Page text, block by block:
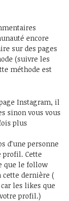
encore
sur des pages
(suivre les
méthode est
Instagram, il
sinon vous vous
plus
d’une personne
profil. Cette
que le follow
cette dernière (
les likes que
profil.)